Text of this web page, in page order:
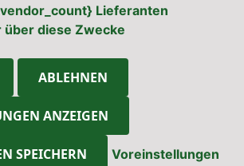
Lieferanten
über diese Zwecke
ABLEHNEN
ANZEIGEN
SPEICHERN
Voreinstellungen